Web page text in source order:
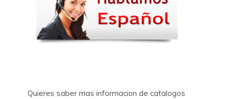
Quieres saber mas informacion de catalogos